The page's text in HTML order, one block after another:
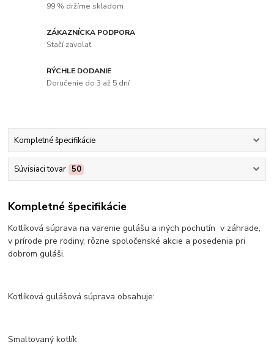
99 % držíme skladom
ZÁKAZNÍCKA PODPORA
Stačí zavolať
RÝCHLE DODANIE
Doručenie do 3 až 5 dní
Kompletné špecifikácie
Súvisiaci tovar 50
Kompletné špecifikácie
Kotlíková súprava na varenie gulášu a iných pochutín v záhrade,
v prírode pre rodiny, rôzne spoločenské akcie a posedenia pri
dobrom guláši.
Kotlíková gulášová súprava obsahuje:
Smaltovaný kotlík